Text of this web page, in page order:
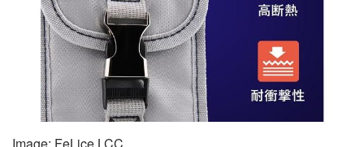
Image: FeLice LCC